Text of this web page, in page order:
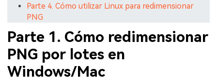
Parte 4. Cómo utilizar Linux para redimensionar
PNG
Parte 1. Cómo redimensionar
PNG por lotes en
Windows/Mac